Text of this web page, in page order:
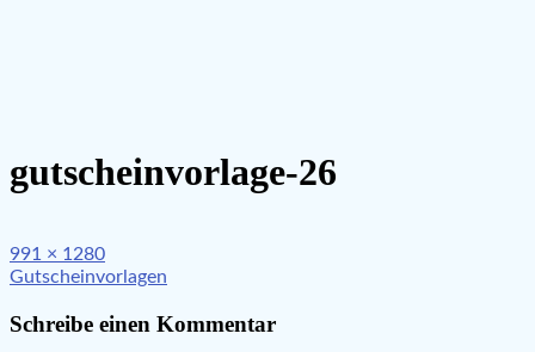
gutscheinvorlage-26
Full
size
991 × 1280
Beitragsnavigation
Gutscheinvorlagen
Schreibe einen Kommentar